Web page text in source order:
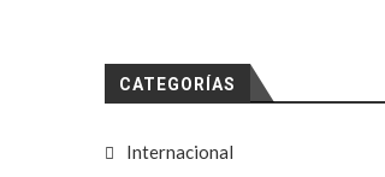
CATEGORÍAS
Internacional